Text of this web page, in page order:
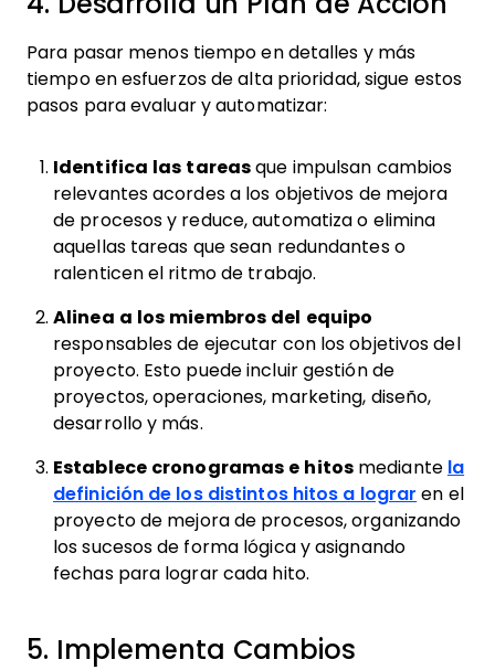
Para pasar menos tiempo en detalles y más
tiempo en esfuerzos de alta prioridad, sigue estos
pasos para evaluar y automatizar:
Identifica las tareas que impulsan cambios
relevantes acordes a los objetivos de mejora
de procesos y reduce, automatiza o elimina
aquellas tareas que sean redundantes o
ralenticen el ritmo de trabajo.
Alinea a los miembros del equipo
responsables de ejecutar con los objetivos del
proyecto. Esto puede incluir gestión de
proyectos, operaciones, marketing, diseño,
desarrollo y más.
Establece cronogramas e hitosmediante la
definición de los distintos hitos a lograr en el
proyecto de mejora de procesos, organizando
los sucesos de forma lógica y asignando
fechas para lograr cada hito.
5. Implementa Cambios